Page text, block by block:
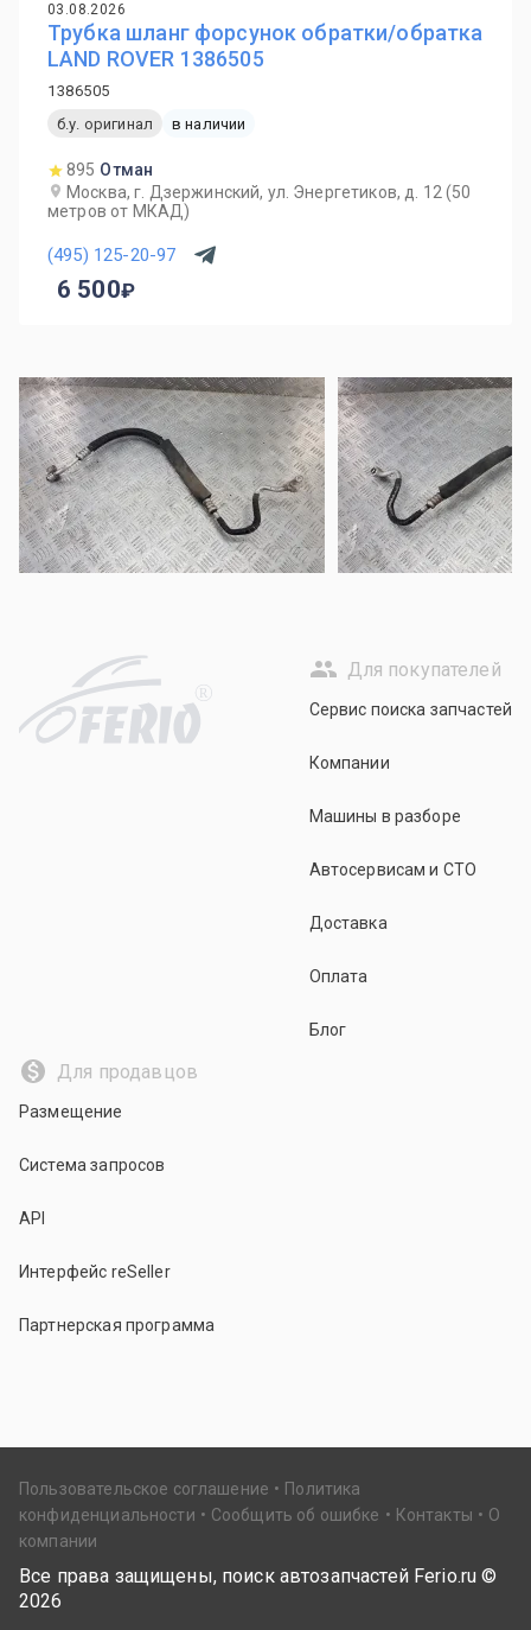
03.08.2026
Трубка шланг форсунок обратки/обратка
LAND ROVER 1386505
1386505
б.у. оригинал
в наличии
895 Отман
Москва, г. Дзержинский, ул. Энергетиков, д. 12 (50
метров от МКАД)
(495) 125-20-97
6 500
R
Для покупателей
Сервис поиска запчастей
Компании
Машины в разборе
Автосервисам и СТО
Доставка
Оплата
Блог
Для продавцов
Размещение
Система запросов
API
Интерфейс reSeller
Партнерская программа
Пользовательское соглашение
Политика
конфиденциальности
Сообщить об ошибке Контакты
О
компании
Все права защищены, поиск автозапчастей Ferio.ru ©
2026